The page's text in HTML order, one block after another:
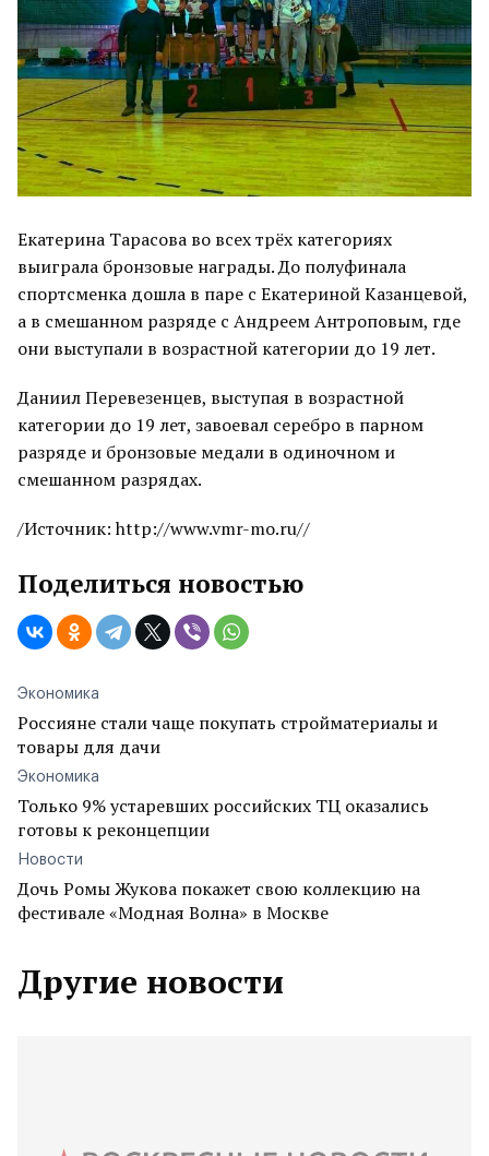
Екатерина Тарасова во всех трёх категориях
выиграла бронзовые награды. До полуфинала
спортсменка дошла в паре с Екатериной Казанцевой,
а в смешанном разряде с Андреем Антроповым, где
они выступали в возрастной категории до 19 лет.
Даниил Перевезенцев, выступая в возрастной
категории до 19 лет, завоевал серебро в парном
разряде и бронзовые медали в одиночном и
смешанном разрядах.
/Источник: http://www.vmr-mo.ru//
Поделиться новостью
Экономика
Россияне стали чаще покупать стройматериалы и
товары для дачи
Экономика
Только 9% устаревших российских ТЦ оказались
готовы к реконцепции
Новости
Дочь Ромы Жукова покажет свою коллекцию на
фестивале «Модная Волна» в Москве
Другие новости